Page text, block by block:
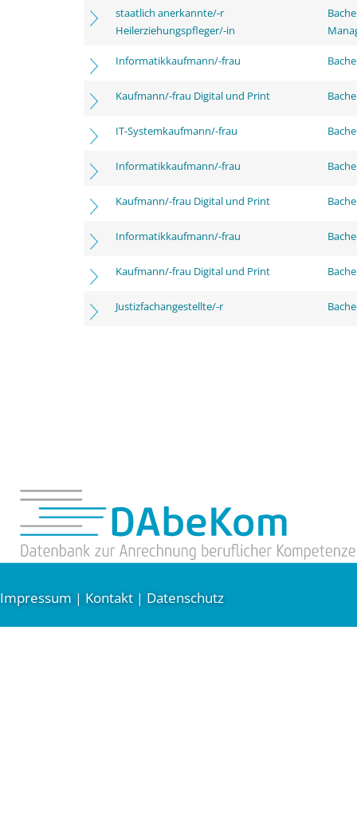
staatlich anerkannte/-r
Heilerziehungspfleger/-in
Informatikkaufmann/-frau
Kaufmann/-frau Digital und Print
IT-Systemkaufmann/-frau
Informatikkaufmann/-frau
Kaufmann/-frau Digital und Print
Informatikkaufmann/-frau
Kaufmann/-frau Digital und Print
Justizfachangestellte/-r
Impressum | Kontakt | Datenschutz